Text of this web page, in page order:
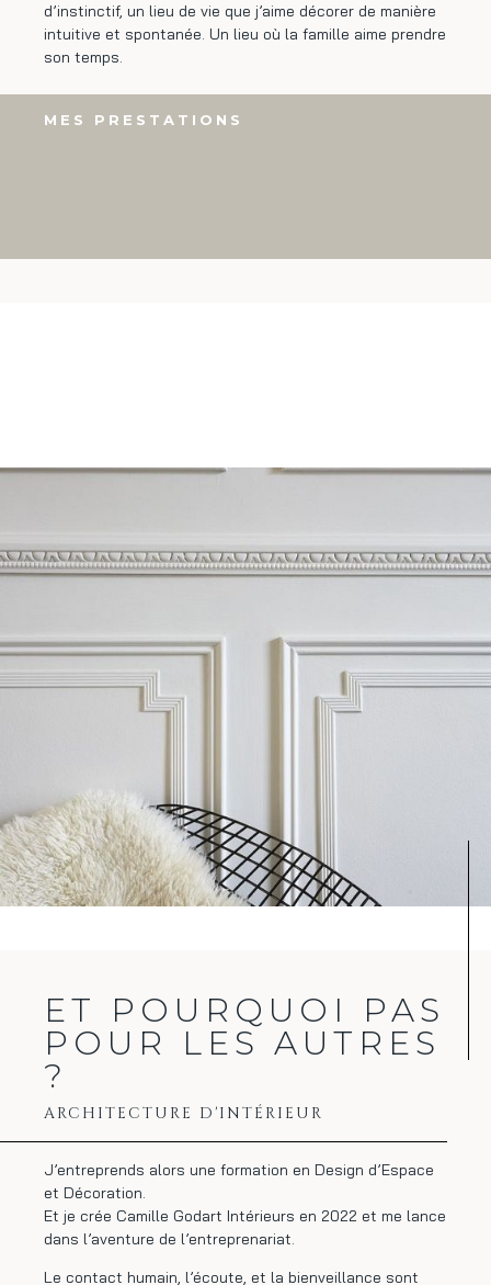
d’instinctif, un lieu de vie que j’aime décorer de manière
intuitive et spontanée. Un lieu où la famille aime prendre
son temps.
MES PRESTATIONS
ET POURQUOI PAS
POUR LES AUTRES
?
ARCHITECTURE D'INTÉRIEUR
J’entreprends alors une formation en Design d’Espace
et Décoration.
Et je crée Camille Godart Intérieurs en 2022 et me lance
dans l’aventure de l’entreprenariat.
Le contact humain, l’écoute, et la bienveillance sont